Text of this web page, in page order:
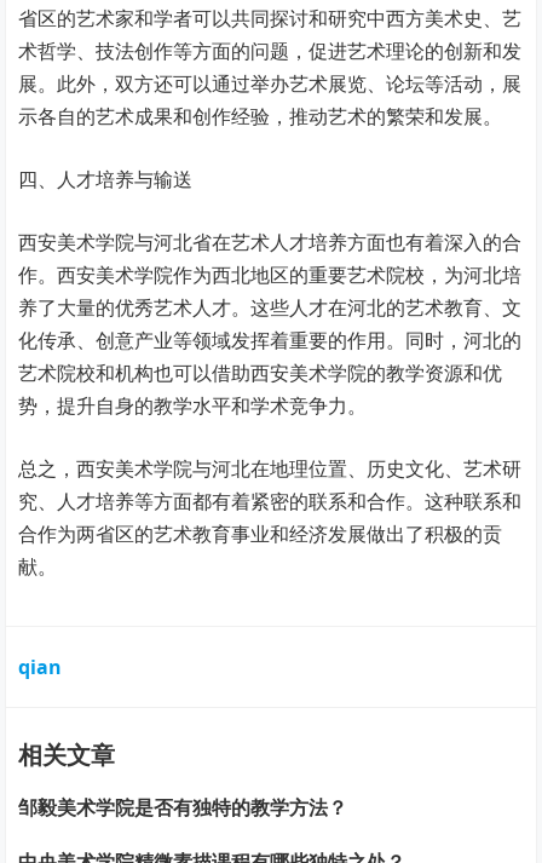
省区的艺术家和学者可以共同探讨和研究中西方美术史、艺
术哲学、技法创作等方面的问题，促进艺术理论的创新和发
展。此外，双方还可以通过举办艺术展览、论坛等活动，展
示各自的艺术成果和创作经验，推动艺术的繁荣和发展。
四、人才培养与输送
西安美术学院与河北省在艺术人才培养方面也有着深入的合
作。西安美术学院作为西北地区的重要艺术院校，为河北培
养了大量的优秀艺术人才。这些人才在河北的艺术教育、文
化传承、创意产业等领域发挥着重要的作用。同时，河北的
艺术院校和机构也可以借助西安美术学院的教学资源和优
势，提升自身的教学水平和学术竞争力。
总之，西安美术学院与河北在地理位置、历史文化、艺术研
究、人才培养等方面都有着紧密的联系和合作。这种联系和
合作为两省区的艺术教育事业和经济发展做出了积极的贡
献。
qian
相关文章
邹毅美术学院是否有独特的教学方法？